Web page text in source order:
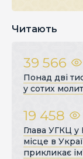
Читають
39 566
Понад дві
у сотих
19 458
Глава УГКЦ у
місце в
прикликає